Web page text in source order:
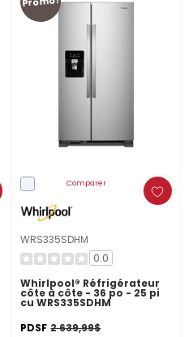
Comparer
WRS335SDHM
0.0
Whirlpool® Réfrigérateur
côte à côte - 36 po - 25 pi
cu WRS335SDHM
PDSF 2 639,99$